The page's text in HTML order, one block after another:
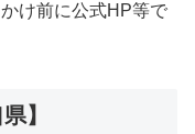
け前に公式HP等で
】